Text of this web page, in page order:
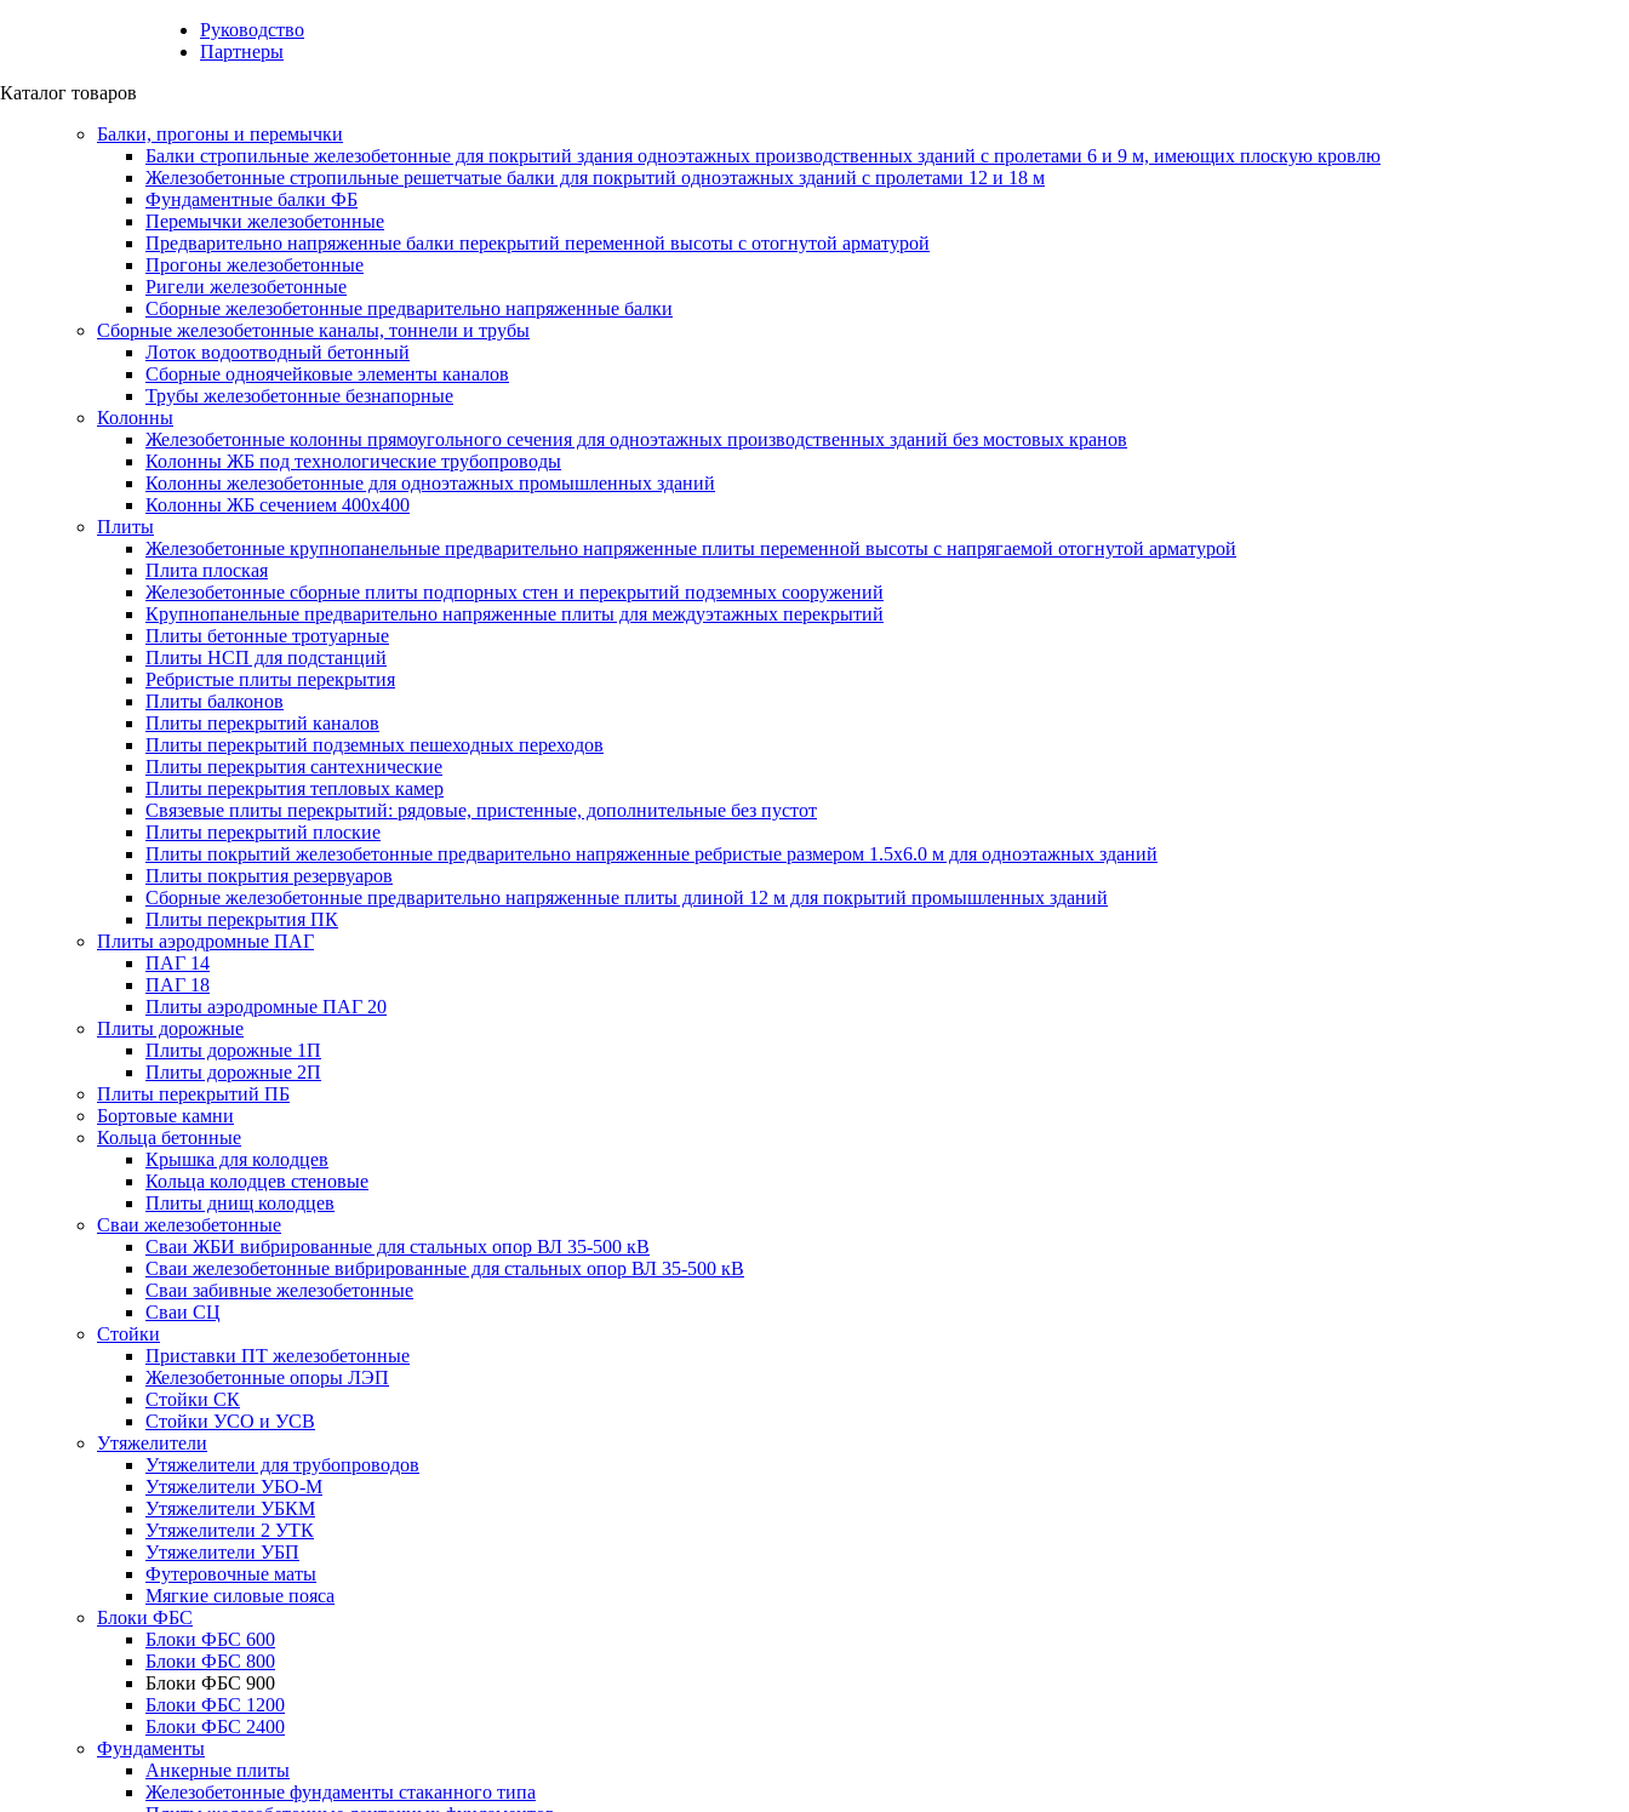
Руководство
Партнеры
Каталог товаров
Балки, прогоны и перемычки
Балки стропильные железобетонные для покрытий здания одноэтажных производственных зданий с пролетами 6 и 9 м, имеющих плоскую кровлю
Железобетонные стропильные решетчатые балки для покрытий одноэтажных зданий с пролетами 12 и 18 м
Фундаментные балки ФБ
Перемычки железобетонные
Предварительно напряженные балки перекрытий переменной высоты с отогнутой арматурой
Прогоны железобетонные
Ригели железобетонные
Сборные железобетонные предварительно напряженные балки
Сборные железобетонные каналы, тоннели и трубы
Лоток водоотводный бетонный
Сборные одноячейковые элементы каналов
Трубы железобетонные безнапорные
Колонны
Железобетонные колонны прямоугольного сечения для одноэтажных производственных зданий без мостовых кранов
Колонны ЖБ под технологические трубопроводы
Колонны железобетонные для одноэтажных промышленных зданий
Колонны ЖБ сечением 400х400
Плиты
Железобетонные крупнопанельные предварительно напряженные плиты переменной высоты с напрягаемой отогнутой арматурой
Плита плоская
Железобетонные сборные плиты подпорных стен и перекрытий подземных сооружений
Крупнопанельные предварительно напряженные плиты для междуэтажных перекрытий
Плиты бетонные тротуарные
Плиты НСП для подстанций
Ребристые плиты перекрытия
Плиты балконов
Плиты перекрытий каналов
Плиты перекрытий подземных пешеходных переходов
Плиты перекрытия сантехнические
Плиты перекрытия тепловых камер
Связевые плиты перекрытий: рядовые, пристенные, дополнительные без пустот
Плиты перекрытий плоские
Плиты покрытий железобетонные предварительно напряженные ребристые размером 1.5х6.0 м для одноэтажных зданий
Плиты покрытия резервуаров
Сборные железобетонные предварительно напряженные плиты длиной 12 м для покрытий промышленных зданий
Плиты перекрытия ПК
Плиты аэродромные ПАГ
ПАГ 14
ПАГ 18
Плиты аэродромные ПАГ 20
Плиты дорожные
Плиты дорожные 1П
Плиты дорожные 2П
Плиты перекрытий ПБ
Бортовые камни
Кольца бетонные
Крышка для колодцев
Кольца колодцев стеновые
Плиты днищ колодцев
Сваи железобетонные
Сваи ЖБИ вибрированные для стальных опор ВЛ 35-500 кВ
Сваи железобетонные вибрированные для стальных опор ВЛ 35-500 кВ
Сваи забивные железобетонные
Сваи СЦ
Стойки
Приставки ПТ железобетонные
Железобетонные опоры ЛЭП
Стойки СК
Стойки УСО и УСВ
Утяжелители
Утяжелители для трубопроводов
Утяжелители УБО-М
Утяжелители УБКМ
Утяжелители 2 УТК
Утяжелители УБП
Футеровочные маты
Мягкие силовые пояса
Блоки ФБС
Блоки ФБС 600
Блоки ФБС 800
Блоки ФБС 900
Блоки ФБС 1200
Блоки ФБС 2400
Фундаменты
Анкерные плиты
Железобетонные фундаменты стаканного типа